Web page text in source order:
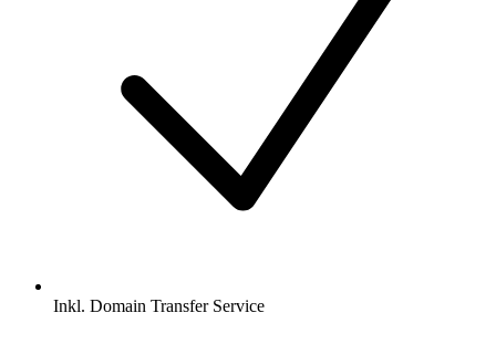
Inkl. Domain Transfer Service